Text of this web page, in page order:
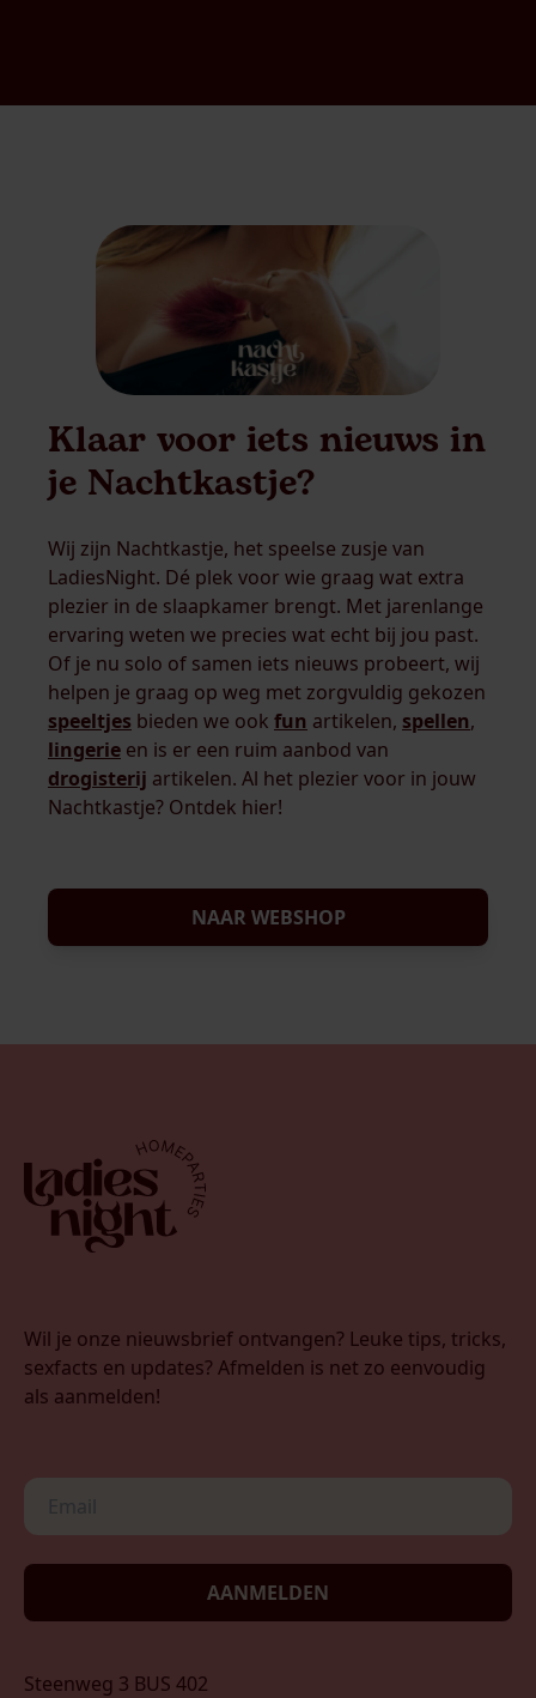
Klaar voor iets nieuws in
je Nachtkastje?
Wij zijn Nachtkastje, het speelse zusje van
LadiesNight. Dé plek voor wie graag wat extra
plezier in de slaapkamer brengt. Met jarenlange
ervaring weten we precies wat echt bij jou past.
Of je nu solo of samen iets nieuws probeert, wij
helpen je graag op weg met zorgvuldig gekozen
speeltjes bieden we ook fun artikelen, spellen,
lingerie en is er een ruim aanbod van
drogisterij artikelen. Al het plezier voor in jouw
Nachtkastje? Ontdek hier!
NAAR WEBSHOP
Wil je onze nieuwsbrief ontvangen? Leuke tips, tricks,
sexfacts en updates? Afmelden is net zo eenvoudig
als aanmelden!
AANMELDEN
Steenweg 3 BUS 402